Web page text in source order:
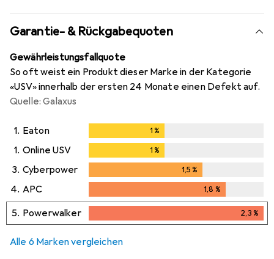
Garantie- & Rückgabequoten
Gewährleistungsfallquote
So oft weist ein Produkt dieser Marke in der Kategorie
«USV» innerhalb der ersten 24 Monate einen Defekt auf.
Quelle: Galaxus
1. Eaton 1%
1. Online USV 1%
3. Cyberpower 1,5%
4. APC 1,8 %
5. Powerwalker 2,3%
2,3%
Alle 6 Marken vergleichen